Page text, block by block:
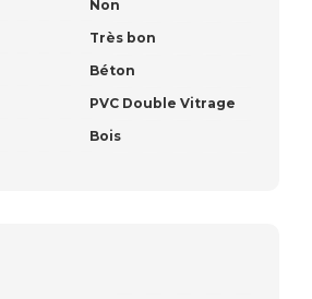
Non
Très bon
Béton
PVC Double Vitrage
Bois